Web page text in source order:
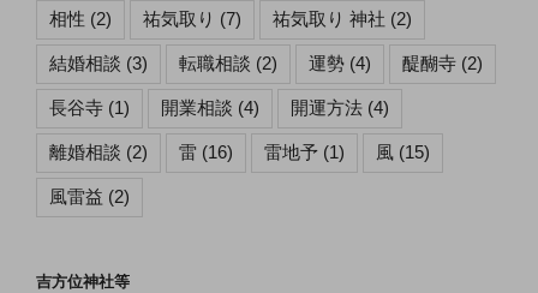
相性 (2) 祐気取り (7) 祐気取り 神社 (2)
結婚相談 (3) 転職相談 (2) 運勢 (4) 醍醐寺 (2)
長谷寺 (1) 開業相談 (4) 開運方法 (4)
離婚相談 (2) 雷 (16) 雷地予 (1) 風 (15)
風雷益 (2)
吉方位神社等